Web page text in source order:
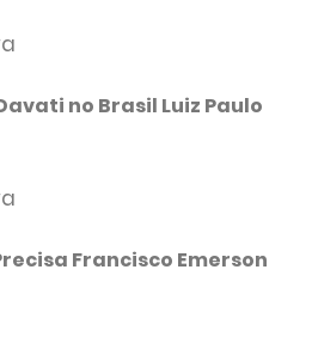
no Brasil Luiz Paulo
Francisco Emerson